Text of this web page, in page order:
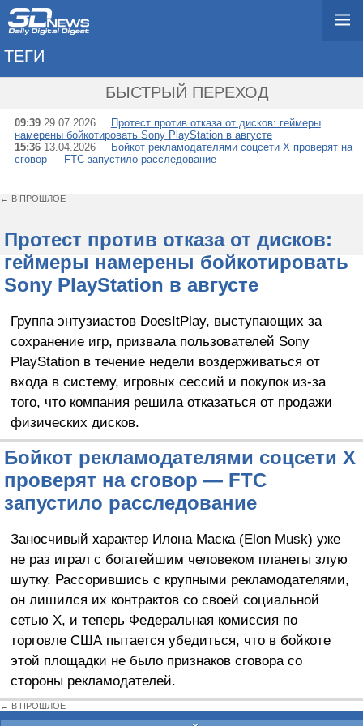
ТЕГИ
БЫСТРЫЙ ПЕРЕХОД
09:39 29.07.2026
Протест против отказа от дисков: геймеры
намерены бойкотировать Sony PlayStation в августе
15:36 13.04.2026
Бойкот рекламодателями соцсети X проверят на
сговор — FTC запустило расследование
← В ПРОШЛОЕ
Протест против отказа от дисков:
геймеры намерены бойкотировать
Sony PlayStation в августе
Группа энтузиастов DoesItPlay, выступающих за
сохранение игр, призвала пользователей Sony
PlayStation в течение недели воздерживаться от
входа в систему, игровых сессий и покупок из-за
того, что компания решила отказаться от продажи
физических дисков.
Бойкот рекламодателями соцсети X
проверят на сговор — FTC
запустило расследование
Заносчивый характер Илона Маска (Elon Musk) уже
не раз играл с богатейшим человеком планеты злую
шутку. Рассорившись с крупными рекламодателями,
он лишился их контрактов со своей социальной
сетью X, и теперь Федеральная комиссия по
торговле США пытается убедиться, что в бойкоте
этой площадки не было признаков сговора со
стороны рекламодателей.
← В ПРОШЛОЕ